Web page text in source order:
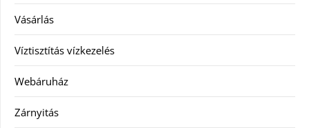
Vásárlás
Víztisztítás vízkezelés
Webáruház
Zárnyitás